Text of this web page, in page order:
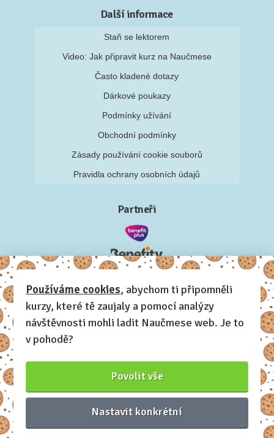
Další informace
Staň se lektorem
Video: Jak připravit kurz na Naučmese
Často kladené dotazy
Dárkové poukazy
Podmínky užívání
Obchodní podmínky
Zásady používání cookie souborů
Pravidla ochrany osobních údajů
Partneři
Naučmese, 2012-2026.
Sdílíme dovednosti, offline i online.
Používáme cookies, abychom ti připomněli
kurzy, které tě zaujaly a pomocí analýzy
návštěvnosti mohli ladit Naučmese web. Je to
v pohodě?
Povolit vše
Nastavit konkrétní